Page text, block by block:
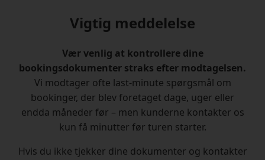
Vigtig meddelelse
Vær venlig at kontrollere dine
bookingsdokumenter straks efter modtagelsen.
Vi modtager ofte last-minute spørgsmål om
bookinger, der blev foretaget dage, uger eller
endda måneder før – men kunderne kontakter os
kun få minutter før turen starter.
Hvis du ikke tjekker dine dokumenter og kontakter